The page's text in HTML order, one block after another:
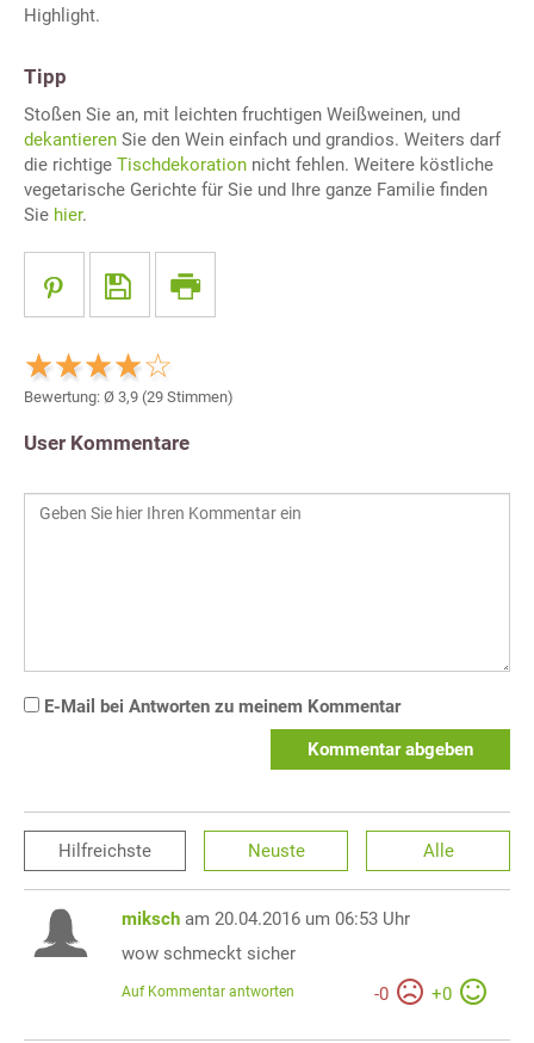
Highlight.
Tipp
Stoßen Sie an, mit leichten fruchtigen Weißweinen, und
dekantieren Sie den Wein einfach und grandios. Weiters darf
die richtige Tischdekoration nicht fehlen. Weitere köstliche
vegetarische Gerichte für Sie und Ihre ganze Familie finden
Sie hier.
Bewertung: Ø 3,9 (29 Stimmen)
User Kommentare
E-Mail bei Antworten zu meinem Kommentar
Kommentar abgeben
Hilfreichste Neuste Alle
miksch am 20.04.2016 um 06:53 Uhr
wow schmeckt sicher
-0 +0
Auf Kommentar antworten